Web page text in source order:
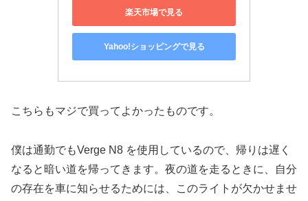
楽天市場で見る
Yahoo!ショッピングで見る
こちらもマジで買ってよかったものです。
僕は通勤でもVerge N8 を使用しているので、帰りは遅く
なると暗い道を帰ってきます。夜の道を走るときに、自分
の存在を車に知らせるためには、このライトが欠かせませ